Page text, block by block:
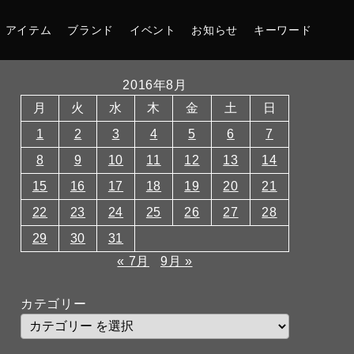
アイテム ブランド イベント お知らせ キーワード
2016年8月
月
火 水 木 金 土
日
1
2 3 4 5 6
7
8
9 10 11 12 13
14
15
16 17 18 19 20
21
22
23 24 25 26 27
28
29
30
31
« 7月
9月 »
カテゴリー